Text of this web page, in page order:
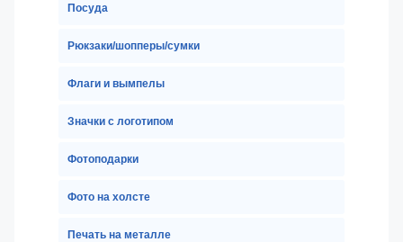
Посуда
Рюкзаки/шопперы/сумки
Флаги и вымпелы
Значки с логотипом
Фотоподарки
Фото на холсте
Печать на металле